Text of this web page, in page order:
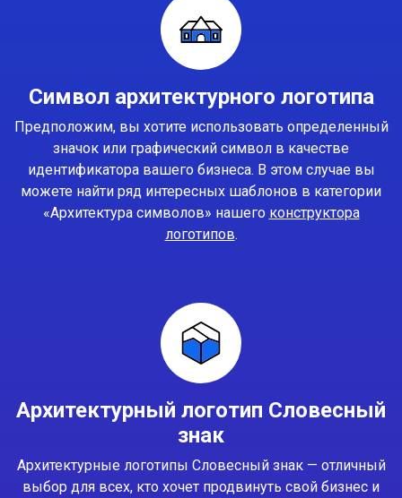
Символ архитектурного логотипа
Предположим, вы хотите использовать определенный
значок или графический символ в качестве
идентификатора вашего бизнеса. В этом случае вы
можете найти ряд интересных шаблонов в категории
«Архитектура символов» нашего конструктора
логотипов.
Архитектурный логотип Словесный
знак
Архитектурные логотипы Словесный знак — отличный
выбор для всех, кто хочет продвинуть свой бизнес и